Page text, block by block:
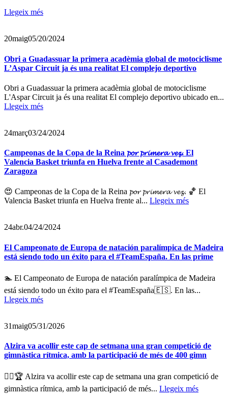
Llegeix més
20maig05/20/2024
Obri a Guadassuar la primera acadèmia global de motociclisme
L’Aspar Circuit ja és una realitat El complejo deportivo
Obri a Guadassuar la primera acadèmia global de motociclisme
L'Aspar Circuit ja és una realitat El complejo deportivo ubicado en...
Llegeix més
24març03/24/2024
Campeonas de la Copa de la Reina 𝓹𝓸𝓻 𝓹𝓻𝓲𝓶𝓮𝓻𝓪 𝓿𝓮𝔃. El
Valencia Basket triunfa en Huelva frente al Casademont
Zaragoza
😍 Campeonas de la Copa de la Reina 𝓹𝓸𝓻 𝓹𝓻𝓲𝓶𝓮𝓻𝓪 𝓿𝓮𝔃. 🏀 El
Valencia Basket triunfa en Huelva frente al... Llegeix més
24abr.04/24/2024
El Campeonato de Europa de natación paralímpica de Madeira
está siendo todo un éxito para el #TeamEspaña. En las prime
🏊 El Campeonato de Europa de natación paralímpica de Madeira
está siendo todo un éxito para el #TeamEspaña🇪🇸. En las...
Llegeix més
31maig05/31/2026
Alzira va acollir este cap de setmana una gran competició de
gimnàstica rítmica, amb la participació de més de 400 gimn
🤸‍♀️🏆 Alzira va acollir este cap de setmana una gran competició de
gimnàstica rítmica, amb la participació de més... Llegeix més